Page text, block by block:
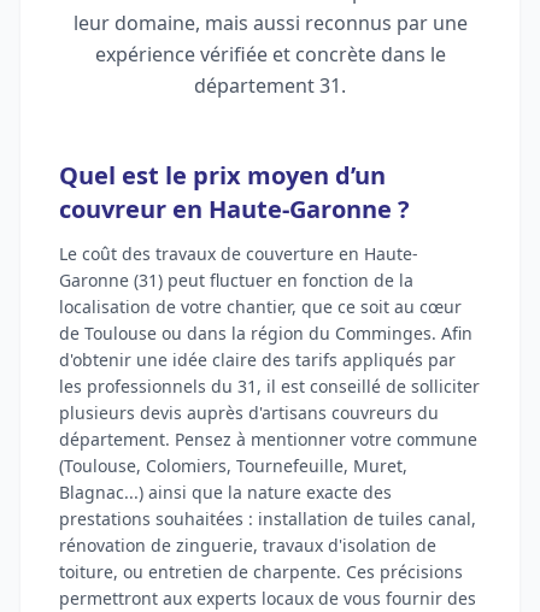
leur domaine, mais aussi reconnus par une
expérience vérifiée et concrète dans le
département 31.
Quel est le prix moyen d’un
couvreur en Haute-Garonne ?
Le coût des travaux de couverture en Haute-
Garonne (31) peut fluctuer en fonction de la
localisation de votre chantier, que ce soit au cœur
de Toulouse ou dans la région du Comminges. Afin
d'obtenir une idée claire des tarifs appliqués par
les professionnels du 31, il est conseillé de solliciter
plusieurs devis auprès d'artisans couvreurs du
département. Pensez à mentionner votre commune
(Toulouse, Colomiers, Tournefeuille, Muret,
Blagnac...) ainsi que la nature exacte des
prestations souhaitées : installation de tuiles canal,
rénovation de zinguerie, travaux d'isolation de
toiture, ou entretien de charpente. Ces précisions
permettront aux experts locaux de vous fournir des